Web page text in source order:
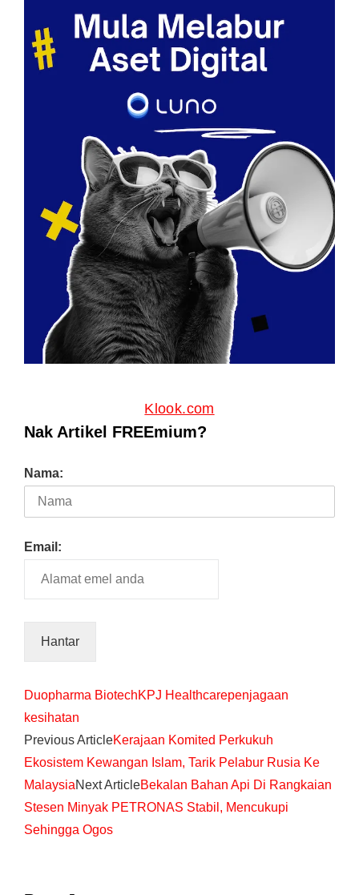
Klook.com
Nak Artikel FREEmium?
Nama:
Email:
Duopharma BiotechKPJ Healthcarepenjagaan
kesihatan
Previous ArticleKerajaan Komited Perkukuh
Ekosistem Kewangan Islam, Tarik Pelabur Rusia Ke
MalaysiaNext ArticleBekalan Bahan Api Di Rangkaian
Stesen Minyak PETRONAS Stabil, Mencukupi
Sehingga Ogos